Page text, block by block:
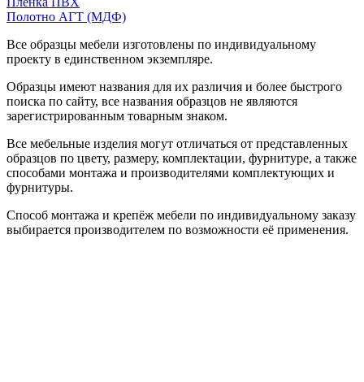
Полотно АГТ (МДФ)
Все образцы мебели изготовлены по индивидуальному
проекту в единственном экземпляре.
Образцы имеют названия для их различия и более быстрого
поиска по сайту, все названия образцов не являются
зарегистрированным товарным знаком.
Все мебельные изделия могут отличаться от представленных
образцов по цвету, размеру, комплектации, фурнитуре, а также
способами монтажа и производителями комплектующих и
фурнитуры.
Способ монтажа и крепёж мебели по индивидуальному заказу
выбирается производителем по возможности её применения.